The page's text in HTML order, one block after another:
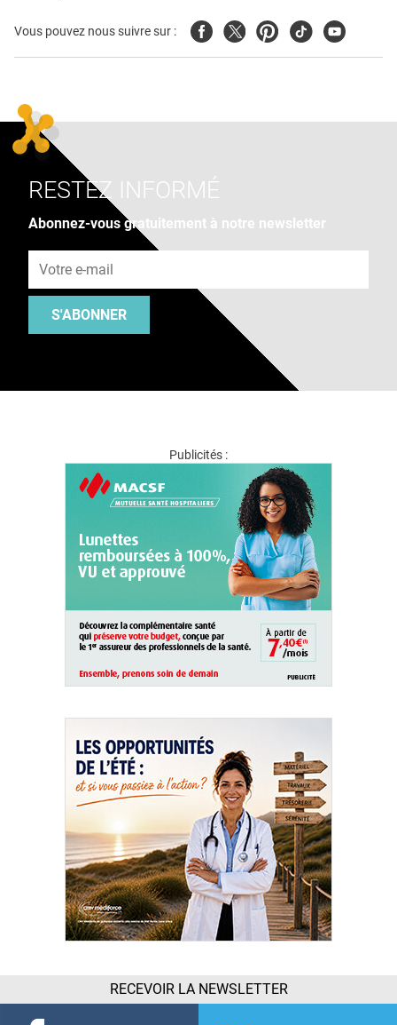
Vous pouvez nous suivre sur : FacebookTwitterPinterest
TiktokYoutube
RESTEZ INFORMÉ
Abonnez-vous gratuitement à notre newsletter
S'ABONNER
Publicités :
RECEVOIR LA NEWSLETTER